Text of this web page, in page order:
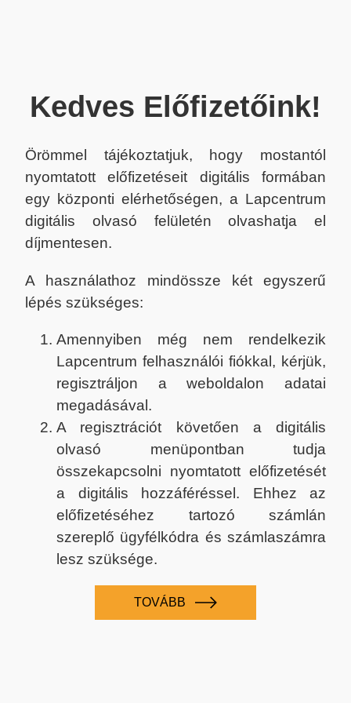
Kedves Előfizetőink!
Örömmel tájékoztatjuk, hogy mostantól
nyomtatott előfizetéseit digitális formában
egy központi elérhetőségen, a Lapcentrum
digitális olvasó felületén olvashatja el
díjmentesen.
A használathoz mindössze két egyszerű
lépés szükséges:
Amennyiben még nem rendelkezik
Lapcentrum felhasználói fiókkal, kérjük,
regisztráljon a weboldalon adatai
megadásával.
A regisztrációt követően a digitális
olvasó menüpontban tudja
összekapcsolni nyomtatott előfizetését
a digitális hozzáféréssel. Ehhez az
előfizetéséhez tartozó számlán
szereplő ügyfélkódra és számlaszámra
lesz szüksége.
TOVÁBB